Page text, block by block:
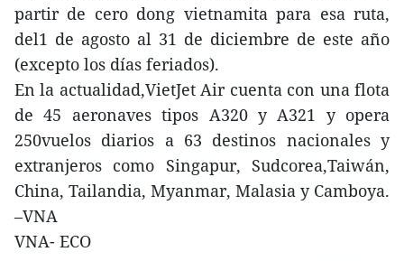
partir de cero dong vietnamita para esa ruta,
del1 de agosto al 31 de diciembre de este año
(excepto los días feriados).
En la actualidad,VietJet Air cuenta con una flota
de 45 aeronaves tipos A320 y A321 y opera
250vuelos diarios a 63 destinos nacionales y
extranjeros como Singapur, Sudcorea,Taiwán,
China, Tailandia, Myanmar, Malasia y Camboya.
–VNA
VNA- ECO